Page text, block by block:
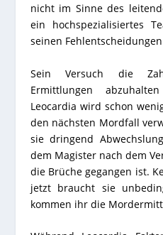
nicht im Sinne des
ein hochspezialisiertes
seinen
Sein Versuch die
Ermittlungen
Leocardia wird schon
den nächsten Mordfall
sie dringend
dem Magister nach dem
die Brüche gegangen ist.
jetzt braucht sie
kommen ihr die